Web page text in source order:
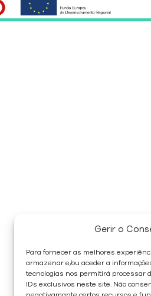
Gerir o
Para fornecer as melhores
armazenar e/ou aceder a
tecnologias nos permitirá processar
IDs exclusivos neste site. Não